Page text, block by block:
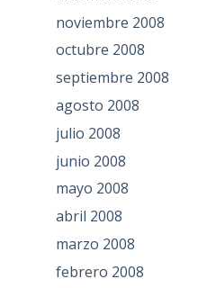
noviembre 2008
octubre 2008
septiembre 2008
agosto 2008
julio 2008
junio 2008
mayo 2008
abril 2008
marzo 2008
febrero 2008